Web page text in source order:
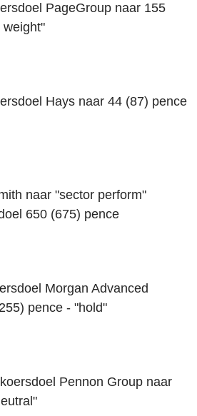
PageGroup naar 155
weight"
Hays naar 44 (87) pence
naar "sector perform"
650 (675) pence
Morgan Advanced
pence - "hold"
Pennon Group naar